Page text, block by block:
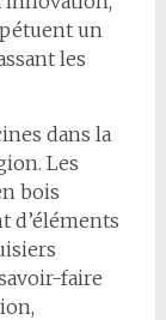
un
les
dans la
Les
bois
d’éléments
faire